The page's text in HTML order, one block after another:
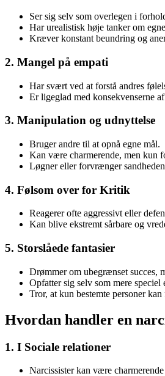
Ser sig selv som overlegen i
Har urealistisk høje tanker om
Kræver konstant beundring og
2. Mangel på empati
Har svært ved at forstå andres
Er ligeglad med konsekvenserne
3. Manipulation og udnyttelse
Bruger andre til at opnå egne mål.
Kan være charmerende, men kun
Løgner eller forvrænger
4. Følsom over for Kritik
Reagerer ofte aggressivt eller
Kan blive ekstremt sårbare og
5. Storslåede fantasier
Drømmer om ubegrænset succes,
Opfatter sig selv som mere speciel
Tror, at kun bestemte personer kan
Hvordan handler en
1. I Sociale relationer
Narcissister kan være